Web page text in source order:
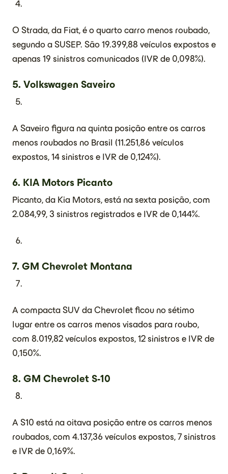
O Strada, da Fiat, é o quarto carro menos roubado,
segundo a SUSEP. São 19.399,88 veículos expostos e
apenas 19 sinistros comunicados (IVR de 0,098%).
5. Volkswagen Saveiro
A Saveiro figura na quinta posição entre os carros
menos roubados no Brasil (11.251,86 veículos
expostos, 14 sinistros e IVR de 0,124%).
6. KIA Motors Picanto
Picanto, da Kia Motors, está na sexta posição, com
2.084,99, 3 sinistros registrados e IVR de 0,144%.
7. GM Chevrolet Montana
A compacta SUV da Chevrolet ficou no sétimo
lugar entre os carros menos visados para roubo,
com 8.019,82 veículos expostos, 12 sinistros e IVR de
0,150%.
8. GM Chevrolet S-10
A S10 está na oitava posição entre os carros menos
roubados, com 4.137,36 veículos expostos, 7 sinistros
e IVR de 0,169%.